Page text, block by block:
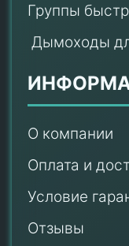
Группы
Дымоходы
О компании
Оплата и
Условие
Отзывы